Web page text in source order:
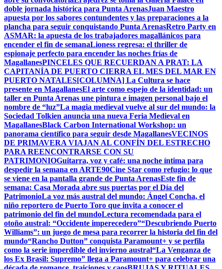
doble jornada histórica para Punta ArenasJuan Maestro
apuesta por los sabores contundentes y las preparaciones a la
plancha para seguir conquistando Punta ArenasRetro Party en
ASMAR: la apuesta de los trabajadores magallánicos para
encender el fin de semanaLioness regresa: el thriller de
espionaje perfecto para encender las noches frías de
MagallanesPINCELES QUE RECUERDAN A PRAT: LA
CAPITANÍA DE PUERTO CIERRA EL MES DEL MAR EN
PUERTO NATALES[COLUMNA] La Cultura se hace
presente en MagallanesEl arte como espejo de la identidad: un
taller en Punta Arenas une pintura e imagen personal bajo el
nombre de “luz”La magia medieval vuelve al sur del mundo: la
Sociedad Tolkien anuncia una nueva Feria Medieval en
MagallanesBlack Carbon International Workshop: un
panorama científico para seguir desde MagallanesVECINOS
DE PRIMAVERA VIAJAN AL CONFÍN DEL ESTRECHO
PARA REENCONTRARSE CON SU
PATRIMONIOGuitarra, voz y café: una noche íntima para
despedir la semana en ARTE90Cine Star como refugio: lo que
se viene en la pantalla grande de Punta ArenasEste fin de
semana: Casa Morada abre sus puertas por el Día del
PatrimonioLa voz más austral del mundo: Ángel Concha, el
niño reportero de Puerto Toro que invita a conocer el
patrimonio del fin del mundoLectura recomendada para el
otoño austral: “Occidente imperecedero”“Descubriendo Puerto
Williams”: un juego de mesa para recorrer la historia del fin del
mundo“Rancho Dutton” conquista Paramount+ y se perfila
como la serie imperdible del invierno austral“La Venganza de
los Ex Brasil: Supremo” llega a Paramount+ para celebrar una